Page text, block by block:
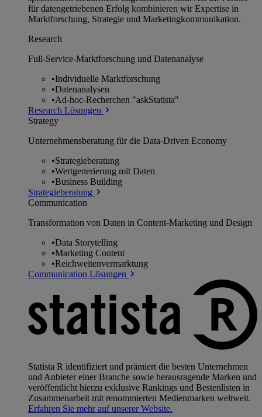
für datengetriebenen Erfolg kombinieren wir Expertise in
Marktforschung, Strategie und Marketingkommunikation.
Research
Full-Service-Marktforschung und Datenanalyse
•Individuelle Marktforschung
•Datenanalysen
•Ad-hoc-Recherchen "askStatista"
Research Lösungen
Strategy
Unternehmens­beratung für die Data-Driven Economy
•Strategieberatung
•Wertgenerierung mit Daten
•Business Building
Strategieberatung
Communication
Transformation von Daten in Content-Marketing und Design
•Data Storytelling
•Marketing Content
•Reichweitenvermarktung
Communication Lösungen
Statista R identifiziert und prämiert die besten Unternehmen
und Anbieter einer Branche sowie herausragende Marken und
veröffentlicht hierzu exklusive Rankings und Bestenlisten in
Zusammenarbeit mit renommierten Medienmarken weltweit.
Erfahren Sie mehr auf unserer Website.